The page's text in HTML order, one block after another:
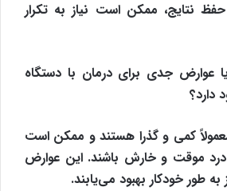
نتایج، ممکن است نیاز به تکرار
یا عوارض جدی برای درمان با دستگاه
دارد؟
کمی و گذرا هستند و ممکن است
درد موقت و خارش باشند. این عوارض
به طور خودکار بهبود می‌یابند.